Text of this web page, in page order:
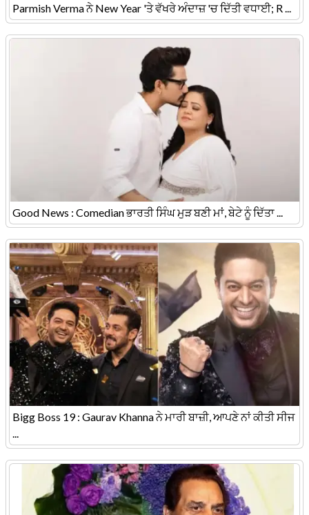
Parmish Verma ਨੇ New Year 'ਤੇ ਵੱਖਰੇ ਅੰਦਾਜ਼ 'ਚ ਦਿੱਤੀ ਵਧਾਈ; R ...
Good News : Comedian ਭਾਰਤੀ ਸਿੰਘ ਮੁੜ ਬਣੀ ਮਾਂ, ਬੇਟੇ ਨੂੰ ਦਿੱਤਾ ...
Bigg Boss 19 : Gaurav Khanna ਨੇ ਮਾਰੀ ਬਾਜ਼ੀ, ਆਪਣੇ ਨਾਂ ਕੀਤੀ ਸੀਜ
...